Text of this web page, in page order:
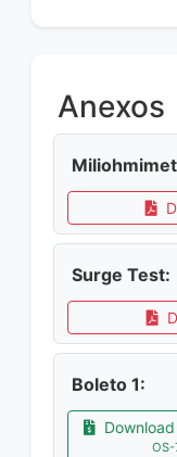
Anexos
Surge Test:
Boleto 1:
Download